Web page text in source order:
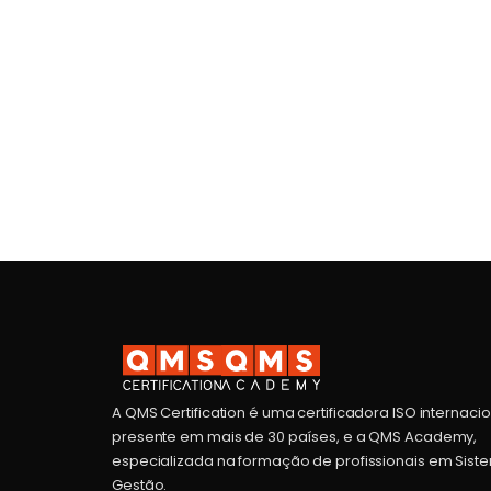
A QMS Certification é uma certificadora ISO
presente em mais de 30 países, e a QMS Academy,
especializada na formação de profissionais em
Gestão.